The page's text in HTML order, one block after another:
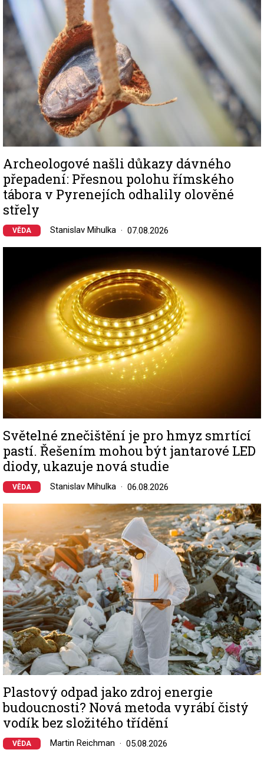
Archeologové našli důkazy dávného
přepadení: Přesnou polohu římského
tábora v Pyrenejích odhalily olověné
střely
VĚDA Stanislav Mihulka 07.08.2026
Světelné znečištění je pro hmyz smrtící
pastí. Řešením mohou být jantarové LED
diody, ukazuje nová studie
VĚDA Stanislav Mihulka 06.08.2026
Image
Plastový odpad jako zdroj energie
budoucnosti? Nová metoda vyrábí čistý
vodík bez složitého třídění
VĚDA Martin Reichman 05.08.2026